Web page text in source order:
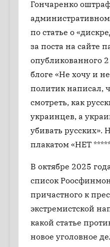
Гончаренко
по статье о
за поста на сайте
опубликованного
блоге «Не хочу и
политик написал,
смотреть, как
украинцев, а
убивать русских».
плакатом «НЕТ
В октябре 2025
список
причастного к
экстремистской
какой статье
новое уголовное